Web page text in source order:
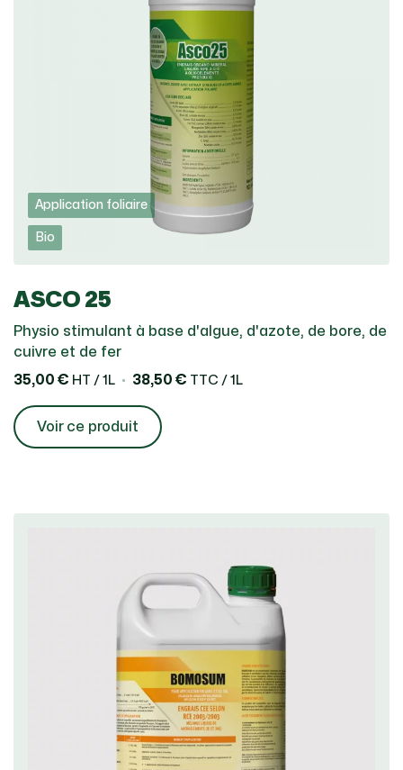
Application foliaire
Bio
ASCO 25
Physio stimulant à base d'algue, d'azote, de bore, de
cuivre et de fer
35,00 € HT / 1L 38,50 € TTC / 1L
Voir ce produit